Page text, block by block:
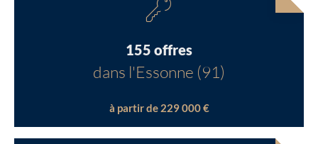
155 offres
dans l'Essonne (91)
à partir de 229 000 €